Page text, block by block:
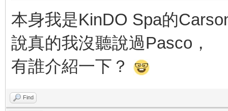
本身我是KinDO Spa的
說真的我沒聽說過Pasco，
有誰介紹一下？
Find